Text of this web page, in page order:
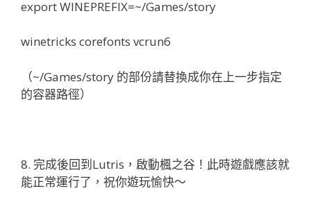
export WINEPREFIX=~/Games/story
winetricks corefonts vcrun6
（~/Games/story 的部份請替換成你在上一步指定
的容器路徑）
8. 完成後回到Lutris，啟動楓之谷！此時遊戲應該就
能正常運行了，祝你遊玩愉快～